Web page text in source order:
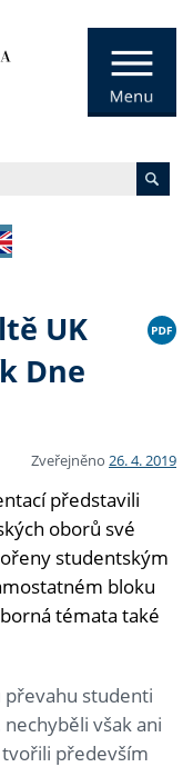
UK
Dne
Zveřejněno 26. 4. 2019
představili
oborů své
studentským
bloku
témata také
studenti
však ani
především